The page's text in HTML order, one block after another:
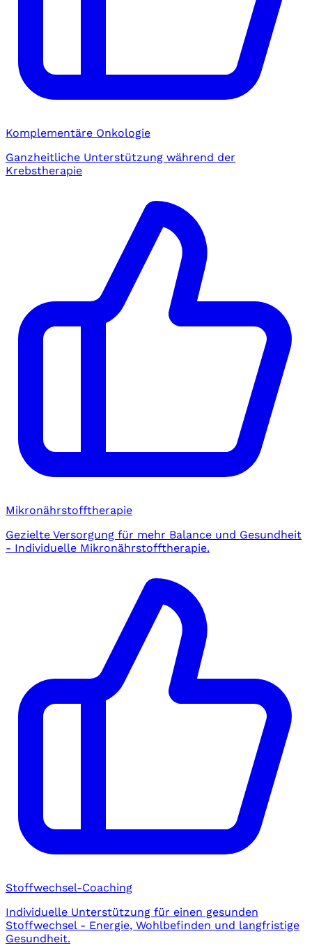
Komplementäre Onkologie
Ganzheitliche Unterstützung während der
Krebstherapie
Mikronährstofftherapie
Gezielte Versorgung für mehr Balance und Gesundheit
- Individuelle Mikronährstofftherapie.
Stoffwechsel-Coaching
Individuelle Unterstützung für einen gesunden
Stoffwechsel - Energie, Wohlbefinden und langfristige
Gesundheit.